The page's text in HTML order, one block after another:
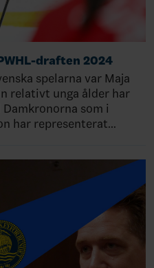
draften 2024
spelarna var Maja
relativt unga ålder har
som i
har representerat…